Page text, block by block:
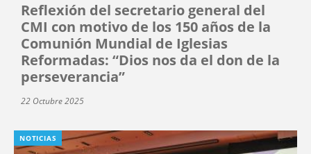
Reflexión del secretario general del
CMI con motivo de los 150 años de la
Comunión Mundial de Iglesias
Reformadas: “Dios nos da el don de la
perseverancia”
22 Octubre 2025
NOTICIAS